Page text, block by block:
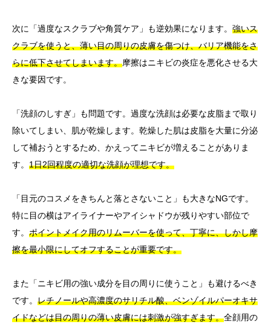
次に「過度なスクラブや角質ケア」も逆効果になります。 強いス
クラブを使うと、薄い目の周りの皮膚を傷つけ、バリア機能をさ
らに低下させてしまいます。摩擦はニキビの炎症を悪化させる大
きな要因です。
「洗顔のしすぎ」も問題です。過度な洗顔は必要な皮脂まで取り
除いてしまい、肌が乾燥します。乾燥した肌は皮脂を大量に分泌
して補おうとするため、かえってニキビが増えることがありま
す。 1日2回程度の適切な洗顔が理想です。
「目元のコスメをきちんと落とさないこと」も大きなNGです。
特に目の横はアイライナーやアイシャドウが残りやすい部位で
す。 ポイントメイク用のリムーバーを使って、丁寧に、しかし摩
擦を最小限にしてオフすることが重要です。
また「ニキビ用の強い成分を目の周りに使うこと」も避けるべき
です。 レチノールや高濃度のサリチル酸、ベンゾイルパーオキサ
イドなどは目の周りの薄い皮膚には刺激が強すぎます。全顔用の